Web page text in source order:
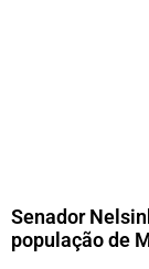
Senador
população de